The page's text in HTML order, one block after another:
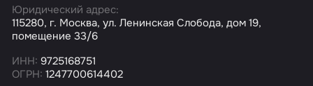
Юридический адрес:
115280, г. Москва, ул. Ленинская Слобода, дом 19,
помещение 33/6
ИНН: 9725168751
ОГРН: 1247700614402